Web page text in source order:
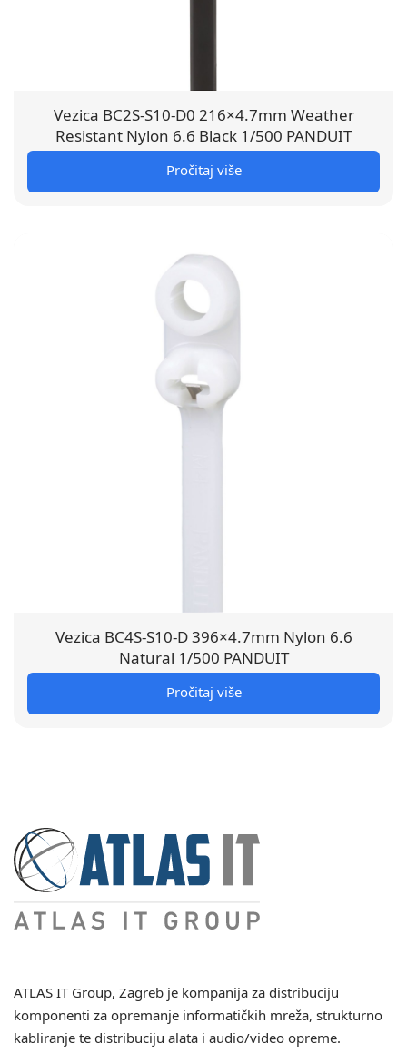
Vezica BC2S-S10-D0 216×4.7mm Weather
Resistant Nylon 6.6 Black 1/500 PANDUIT
Pročitaj više
Vezica BC4S-S10-D 396×4.7mm Nylon 6.6
Natural 1/500 PANDUIT
Pročitaj više
ATLAS IT Group, Zagreb je kompanija za distribuciju
komponenti za opremanje informatičkih mreža, strukturno
kabliranje te distribuciju alata i audio/video opreme.